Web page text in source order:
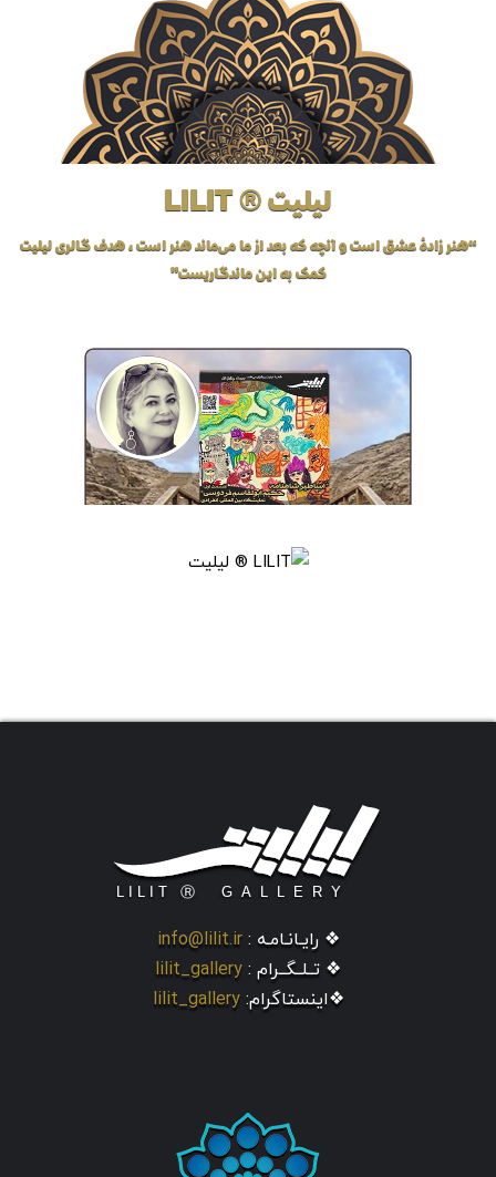
لیلیت ® LILIT
“هنر زادهٔ عشق است و آنچه که بعد از ما می‌ماند هنر است، هدف گالری لیلیت
کمک به این ماندگاریست”
❖ رایـانـامـه : info@lilit.ir
❖ تــلــگــرام : lilit_gallery
❖اینستاگرام: lilit_gallery